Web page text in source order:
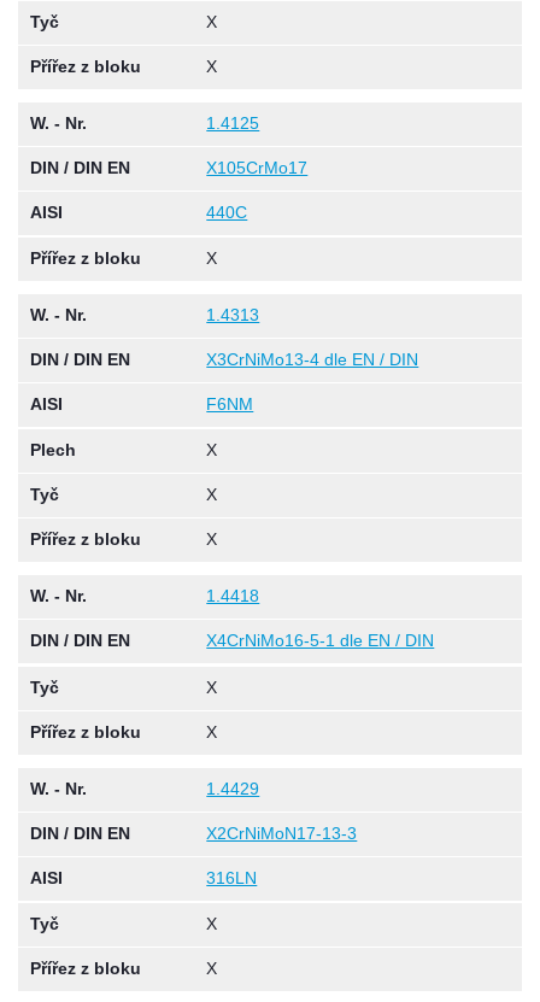
Tyč X
Přířez z bloku X
W. - Nr. 1.4125
DIN / DIN EN X105CrMo17
AISI 440C
Přířez z bloku X
W. - Nr. 1.4313
DIN / DIN EN X3CrNiMo13-4 dle EN / DIN
AISI F6NM
Plech X
Tyč X
Přířez z bloku X
W. - Nr. 1.4418
DIN / DIN EN X4CrNiMo16-5-1 dle EN / DIN
Tyč X
Přířez z bloku X
W. - Nr. 1.4429
DIN / DIN EN X2CrNiMoN17-13-3
AISI 316LN
Tyč X
Přířez z bloku X